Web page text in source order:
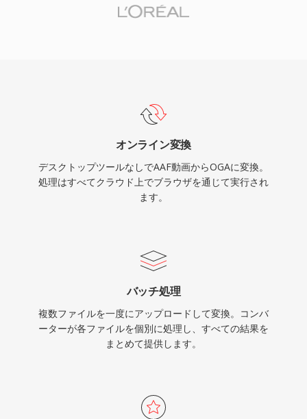
ースかつロイヤリティフリーであるため、OGA
をサポートしています。OGAはFirefox、
どのLinuxデスクトップ環境でネイティブに再生
され、Webオーディオ配信やアーカイブワーク
フローに実用的な選択肢です。
オンライン変換
デスクトップツールなしでAAF動画からOGAに変換。
処理はすべてクラウド上でブラウザを通じて実行され
ます。
バッチ処理
複数ファイルを一度にアップロードして変換。コンバ
ーターが各ファイルを個別に処理し、すべての結果を
まとめて提供します。